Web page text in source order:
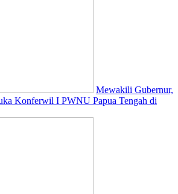
Mewakili Gubernur,
Konferwil I PWNU Papua Tengah di